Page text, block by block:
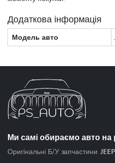
Додаткова інформація
Модель авто
Ми самі обираємо авто на
Оригінальні Б/У запчастини JEEP